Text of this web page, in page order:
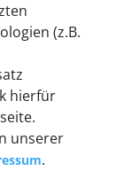
(z.B.
hierfür
unserer
.